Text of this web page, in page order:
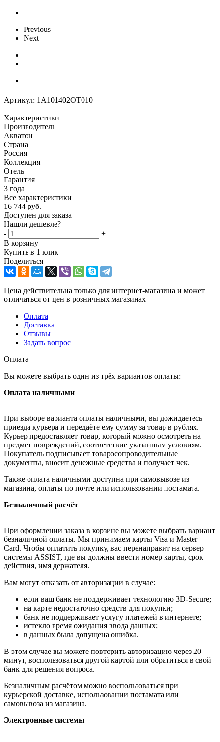
Previous
Next
Артикул: 1A101402OT010
Характеристики
Производитель
Акватон
Страна
Россия
Коллекция
Отель
Гарантия
3 года
Все характеристики
16 744 руб.
Доступен для заказа
Нашли дешевле?
-
+
В корзину
Купить в 1 клик
Поделиться
Цена действительна только для интернет-магазина и может
отличаться от цен в розничных магазинах
Оплата
Доставка
Отзывы
Задать вопрос
Оплата
Вы можете выбрать один из трёх вариантов оплаты:
Оплата наличными
При выборе варианта оплаты наличными, вы дожидаетесь
приезда курьера и передаёте ему сумму за товар в рублях.
Курьер предоставляет товар, который можно осмотреть на
предмет повреждений, соответствие указанным условиям.
Покупатель подписывает товаросопроводительные
документы, вносит денежные средства и получает чек.
Также оплата наличными доступна при самовывозе из
магазина, оплаты по почте или использовании постамата.
Безналичный расчёт
При оформлении заказа в корзине вы можете выбрать вариант
безналичной оплаты. Мы принимаем карты Visa и Master
Card. Чтобы оплатить покупку, вас перенаправит на сервер
системы ASSIST, где вы должны ввести номер карты, срок
действия, имя держателя.
Вам могут отказать от авторизации в случае:
если ваш банк не поддерживает технологию 3D-Secure;
на карте недостаточно средств для покупки;
банк не поддерживает услугу платежей в интернете;
истекло время ожидания ввода данных;
в данных была допущена ошибка.
В этом случае вы можете повторить авторизацию через 20
минут, воспользоваться другой картой или обратиться в свой
банк для решения вопроса.
Безналичным расчётом можно воспользоваться при
курьерской доставке, использовании постамата или
самовывоза из магазина.
Электронные системы